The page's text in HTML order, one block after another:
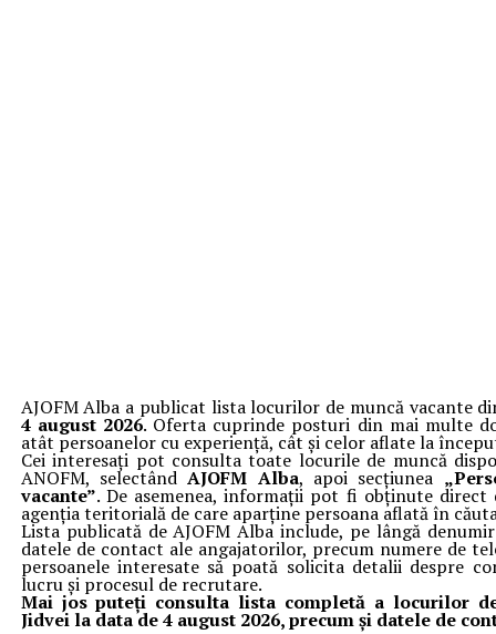
AJOFM Alba a publicat lista locurilor de muncă vacante
4 august 2026. Oferta cuprinde posturi din mai multe
atât persoanelor cu experiență, cât și celor aflate la
Cei interesați pot consulta toate locurile de muncă
ANOFM, selectândAJOFM Alba, apoi secțiunea
vacante”. De asemenea, informații pot fi obținute direct
agenția teritorială de care aparține persoana aflată în
Lista publicată de AJOFM Alba include, pe lângă
datele de contact ale angajatorilor, precum numere de
persoanele interesate să poată solicita detalii despre
lucru și procesul de recrutare.
Mai jos puteți consulta lista completă a locurilor
Jidvei la data de 4 august 2026, precum și datele de